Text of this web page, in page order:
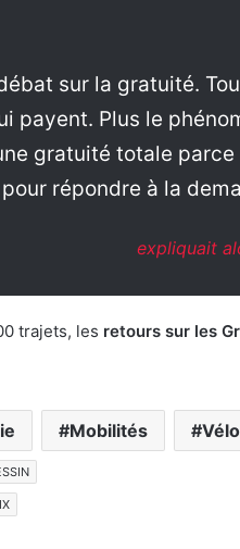
sur la gratuité.
payent. Plus le
gratuité totale parce
répondre à la
expliquait
trajets, les retours sur les
Mobilités Vélo